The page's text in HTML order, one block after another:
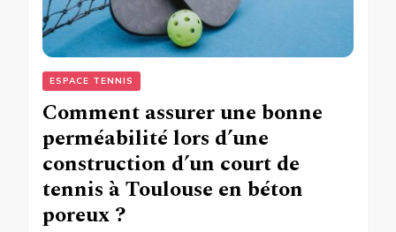
ESPACE TENNIS
Comment assurer une bonne
perméabilité lors d’une
construction d’un court de
tennis à Toulouse en béton
poreux ?